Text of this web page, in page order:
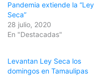
Pandemia extiende la “Ley
Seca”
28 julio, 2020
En "Destacadas"
Levantan Ley Seca los
domingos en Tamaulipas